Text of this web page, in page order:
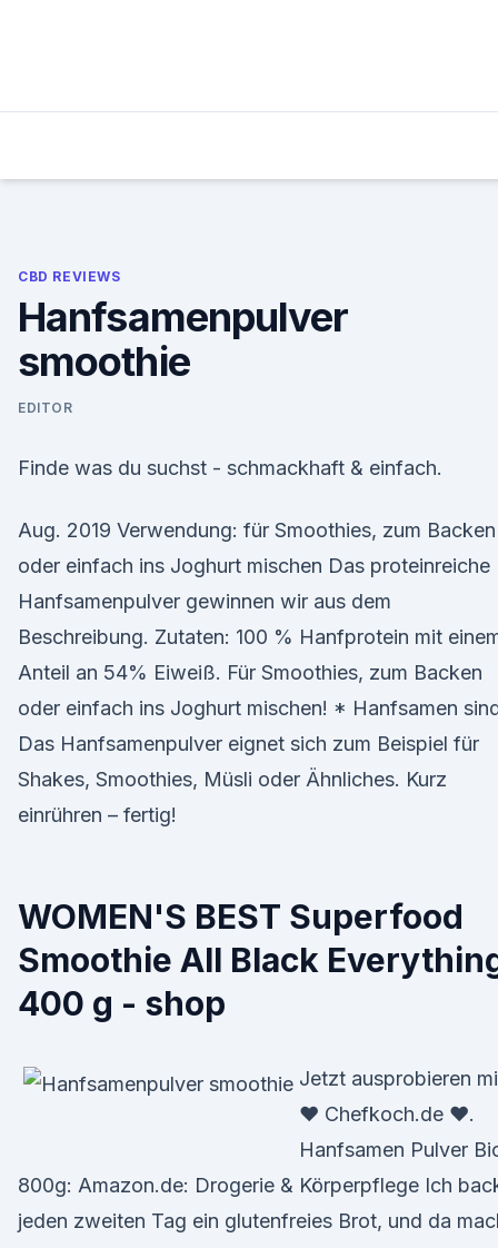
CBD REVIEWS
Hanfsamenpulver
smoothie
EDITOR
Finde was du suchst - schmackhaft & einfach.
Aug. 2019 Verwendung: für Smoothies, zum Backen
oder einfach ins Joghurt mischen Das proteinreiche
Hanfsamenpulver gewinnen wir aus dem
Beschreibung. Zutaten: 100 % Hanfprotein mit
Anteil an 54% Eiweiß. Für Smoothies, zum Backen
oder einfach ins Joghurt mischen! * Hanfsamen
Das Hanfsamenpulver eignet sich zum Beispiel für
Shakes, Smoothies, Müsli oder Ähnliches. Kurz
einrühren – fertig!
WOMEN'S BEST Superfood
Smoothie All Black
400 g - shop
Jetzt ausprobieren
♥ Chefkoch.de ♥.
Hanfsamen Pulver
800g: Amazon.de: Drogerie & Körperpflege Ich
jeden zweiten Tag ein glutenfreies Brot, und da